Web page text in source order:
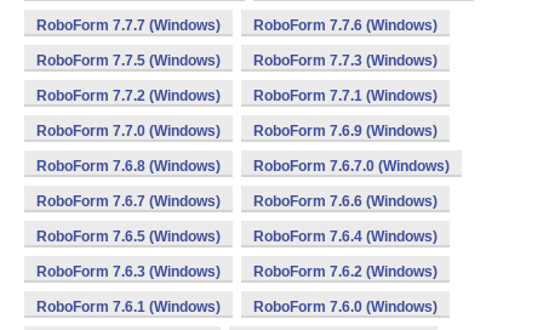
RoboForm 7.7.7 (Windows) RoboForm 7.7.6 (Windows)
RoboForm 7.7.5 (Windows) RoboForm 7.7.3 (Windows)
RoboForm 7.7.2 (Windows) RoboForm 7.7.1 (Windows)
RoboForm 7.7.0 (Windows) RoboForm 7.6.9 (Windows)
RoboForm 7.6.8 (Windows) RoboForm 7.6.7.0 (Windows)
RoboForm 7.6.7 (Windows) RoboForm 7.6.6 (Windows)
RoboForm 7.6.5 (Windows) RoboForm 7.6.4 (Windows)
RoboForm 7.6.3 (Windows) RoboForm 7.6.2 (Windows)
RoboForm 7.6.1 (Windows) RoboForm 7.6.0 (Windows)